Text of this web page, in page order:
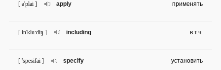
apply
[ ə'plai ] применять
including
[ in'klu:diŋ ] в т.ч.
specify
[ 'spesifai ] установить